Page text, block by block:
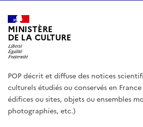
MINISTÈRE
DE LA CULTURE
POP décrit et diffuse des notices
culturels étudiés ou conservés en
édifices ou sites, objets ou ensembles
photographies, etc.)